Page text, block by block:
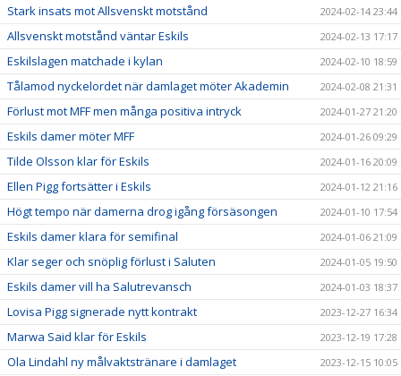
Stark insats mot Allsvenskt motstånd 2024-02-14 23:44
Allsvenskt motstånd väntar Eskils 2024-02-13 17:17
Eskilslagen matchade i kylan 2024-02-10 18:59
Tålamod nyckelordet när damlaget möter Akademin 2024-02-08 21:31
Förlust mot MFF men många positiva intryck 2024-01-27 21:20
Eskils damer möter MFF 2024-01-26 09:29
Tilde Olsson klar för Eskils 2024-01-16 20:09
Ellen Pigg fortsätter i Eskils 2024-01-12 21:16
Högt tempo när damerna drog igång försäsongen 2024-01-10 17:54
Eskils damer klara för semifinal 2024-01-06 21:09
Klar seger och snöplig förlust i Saluten 2024-01-05 19:50
Eskils damer vill ha Salutrevansch 2024-01-03 18:37
Lovisa Pigg signerade nytt kontrakt 2023-12-27 16:34
Marwa Said klar för Eskils 2023-12-19 17:28
Ola Lindahl ny målvaktstränare i damlaget 2023-12-15 10:05